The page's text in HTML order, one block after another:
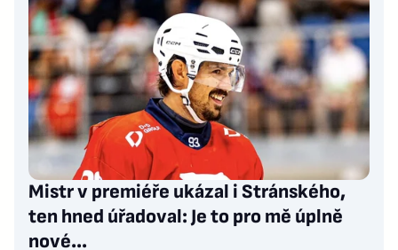
Mistr v premiéře ukázal i Stránského,
ten hned úřadoval: Je to pro mě úplně
nové…